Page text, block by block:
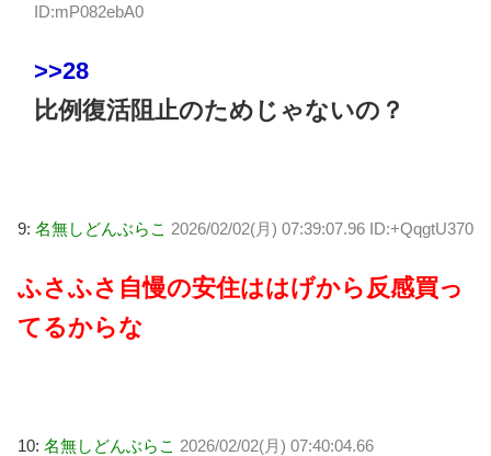
ID:mP082ebA0
>>28
比例復活阻止のためじゃないの？
9: 名無しどんぶらこ 2026/02/02(月) 07:39:07.96 ID:+QqgtU370
ふさふさ自慢の安住ははげから反感買っ
てるからな
10: 名無しどんぶらこ 2026/02/02(月) 07:40:04.66